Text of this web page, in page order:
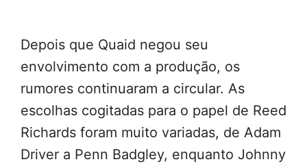
Depois que Quaid negou seu
envolvimento com a produção, os
rumores continuaram a circular. As
escolhas cogitadas para o papel de Reed
Richards foram muito variadas, de Adam
Driver a Penn Badgley, enquanto Johnny